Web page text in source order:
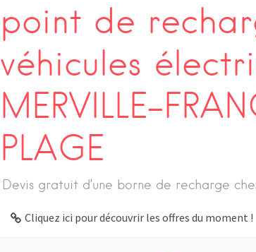
point de
véhicules
MERVILLE-
PLAGE
Devis gratuit d’une borne de recharge
Cliquez ici pour découvrir les offres du moment !